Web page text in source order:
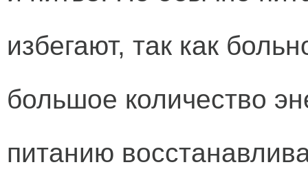
избегают, так как
большое количество
питанию